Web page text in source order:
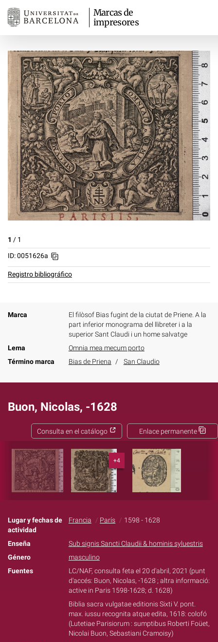
Marcas de
impresores
1 / 1
ID: 0051626a
Registro bibliográfico
Marca
El filòsof Bias fugint de la ciutat de Priene. A la
part inferior monograma del llibreter i a la
superior Sant Claudi i un home salvatge
Lema
Omnia mea mecum porto
Término marca
Bias de Priena San Claudio
Buon, Nicolas, -1628
Enlace permanente
Consulta en el catálogo
+4
Lugar y fechas de
actividad
Francia París 1598 - 1628
Enseña
Sub signis Sancti Claudii & hominis syluestris
Género
masculino
Fuentes
LC/NAF, consulta feta el 20 d'abril, 2021 (punt
d'accés: Buon, Nicolas, -1628 ; altra informació:
active in Paris 1598-1628; d. 1628)
Biblia sacra vulgatae editionis Sixti V. pont.
max. iussu recognita atque edita, 1618: colofó
(Lutetiae Parisiorum : sumptibus Roberti Foüet,
Nicolai Buon, Sebastiani Cramoisy)